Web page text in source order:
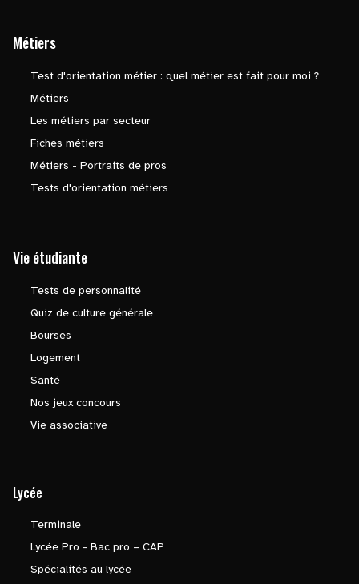
Métiers
Test d'orientation métier : quel métier est fait pour moi ?
Métiers
Les métiers par secteur
Fiches métiers
Métiers - Portraits de pros
Tests d'orientation métiers
Vie étudiante
Tests de personnalité
Quiz de culture générale
Bourses
Logement
Santé
Nos jeux concours
Vie associative
Lycée
Terminale
Lycée Pro - Bac pro – CAP
Spécialités au lycée